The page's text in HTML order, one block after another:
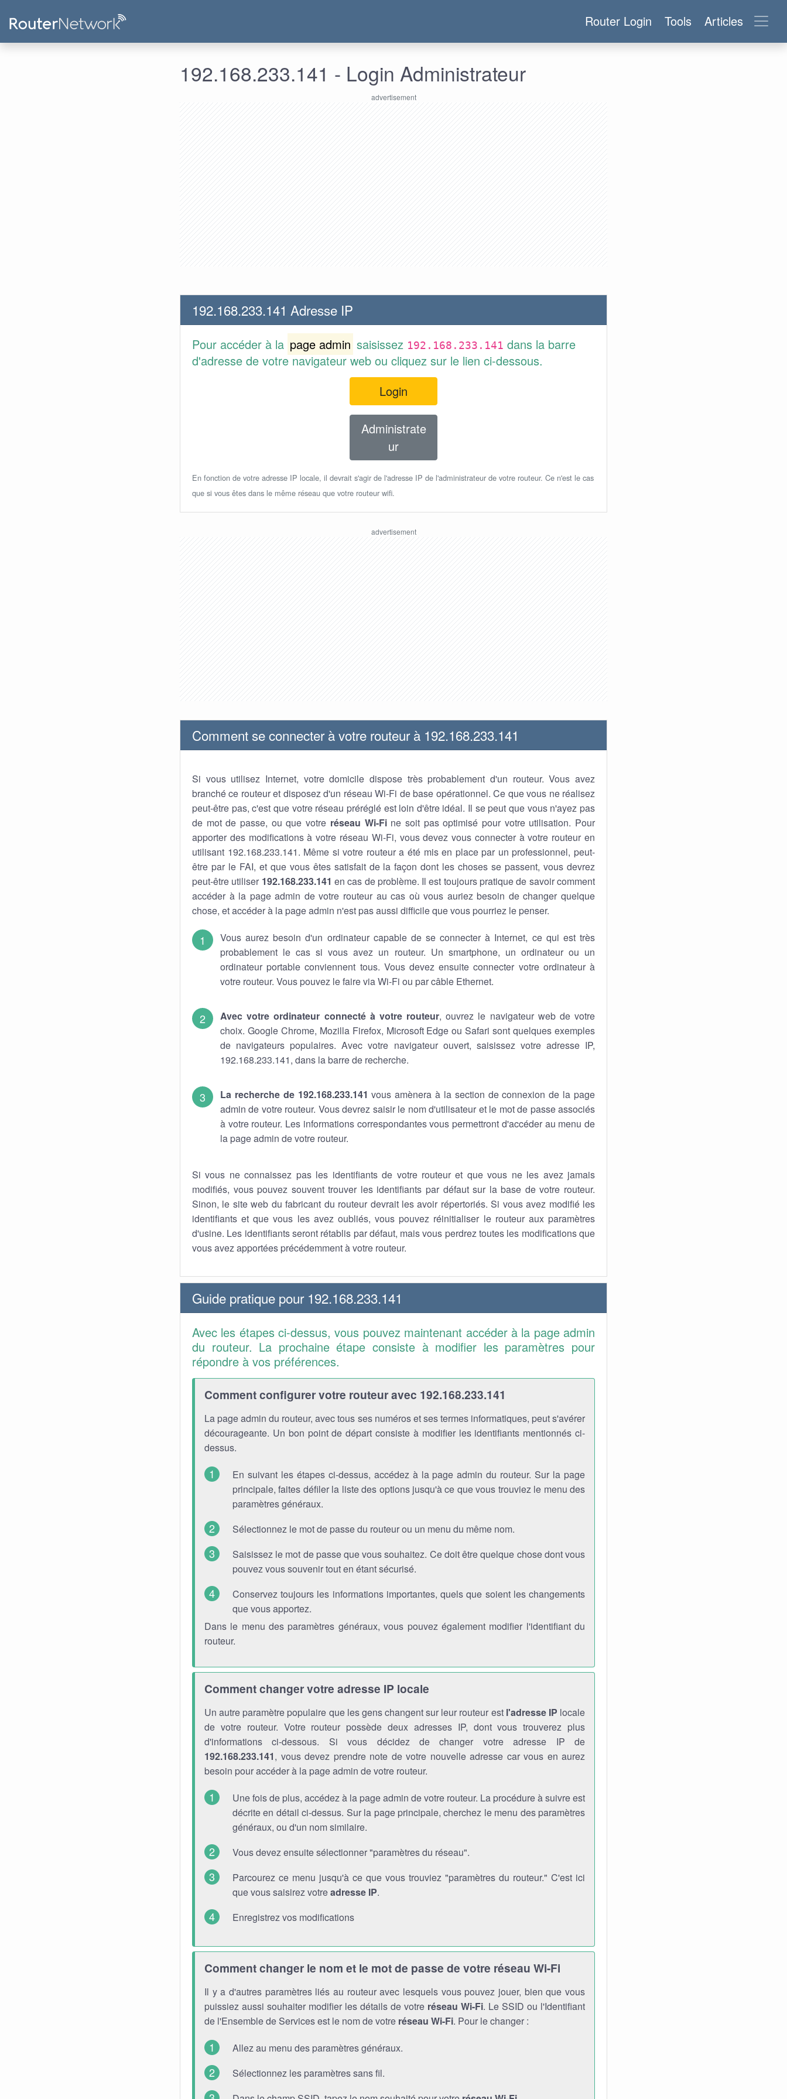
Router Login Tools Articles
192.168.233.141 - Login Administrateur
192.168.233.141 Adresse IP
Pour accéder à la page admin saisissez 192.168.233.141 dans la barre
d'adresse de votre navigateur web ou cliquez sur le lien ci-dessous.
Login
Administrate
ur
En fonction de votre adresse IP locale, il devrait s'agir de l'adresse IP de l'administrateur de votre routeur. Ce n'est le cas
que si vous êtes dans le même réseau que votre routeur wifi.
Comment se connecter à votre routeur à 192.168.233.141
Si vous utilisez Internet, votre domicile dispose très probablement d'un routeur. Vous avez
branché ce routeur et disposez d'un réseau Wi-Fi de base opérationnel. Ce que vous ne réalisez
peut-être pas, c'est que votre réseau préréglé est loin d'être idéal. Il se peut que vous n'ayez pas
de mot de passe, ou que votre réseau Wi-Fine soit pas optimisé pour votre utilisation. Pour
apporter des modifications à votre réseau Wi-Fi, vous devez vous connecter à votre routeur en
utilisant 192.168.233.141. Même si votre routeur a été mis en place par un professionnel, peut-
être par le FAI, et que vous êtes satisfait de la façon dont les choses se passent, vous devrez
peut-être utiliser 192.168.233.141 en cas de problème. Il est toujours pratique de savoir comment
accéder à la page admin de votre routeur au cas où vous auriez besoin de changer quelque
chose, et accéder à la page admin n'est pas aussi difficile que vous pourriez le penser.
Vous aurez besoin d'un ordinateur capable de se connecter à Internet, ce qui est très
probablement le cas si vous avez un routeur. Un smartphone, un ordinateur ou un
ordinateur portable conviennent tous. Vous devez ensuite connecter votre ordinateur à
votre routeur. Vous pouvez le faire via Wi-Fi ou par câble Ethernet.
Avec votre ordinateur connecté à votre routeur, ouvrez le navigateur web de votre
choix. Google Chrome, Mozilla Firefox, Microsoft Edge ou Safari sont quelques exemples
de navigateurs populaires. Avec votre navigateur ouvert, saisissez votre adresse IP,
192.168.233.141, dans la barre de recherche.
La recherche de 192.168.233.141 vous amènera à la section de connexion de la page
admin de votre routeur. Vous devrez saisir le nom d'utilisateur et le mot de passe associés
à votre routeur. Les informations correspondantes vous permettront d'accéder au menu de
la page admin de votre routeur.
Si vous ne connaissez pas les identifiants de votre routeur et que vous ne les avez jamais
modifiés, vous pouvez souvent trouver les identifiants par défaut sur la base de votre routeur.
Sinon, le site web du fabricant du routeur devrait les avoir répertoriés. Si vous avez modifié les
identifiants et que vous les avez oubliés, vous pouvez réinitialiser le routeur aux paramètres
d'usine. Les identifiants seront rétablis par défaut, mais vous perdrez toutes les modifications que
vous avez apportées précédemment à votre routeur.
Guide pratique pour 192.168.233.141
Avec les étapes ci-dessus, vous pouvez maintenant accéder à la page admin
du routeur. La prochaine étape consiste à modifier les paramètres pour
répondre à vos préférences.
Comment configurer votre routeur avec 192.168.233.141
La page admin du routeur, avec tous ses numéros et ses termes informatiques, peut s'avérer
décourageante. Un bon point de départ consiste à modifier les identifiants mentionnés ci-
dessus.
En suivant les étapes ci-dessus, accédez à la page admin du routeur. Sur la page
principale, faites défiler la liste des options jusqu'à ce que vous trouviez le menu des
paramètres généraux.
Sélectionnez le mot de passe du routeur ou un menu du même nom.
Saisissez le mot de passe que vous souhaitez. Ce doit être quelque chose dont vous
pouvez vous souvenir tout en étant sécurisé.
Conservez toujours les informations importantes, quels que soient les changements
que vous apportez.
Dans le menu des paramètres généraux, vous pouvez également modifier l'identifiant du
routeur.
Comment changer votre adresse IP locale
Un autre paramètre populaire que les gens changent sur leur routeur est l'adresse IP locale
de votre routeur. Votre routeur possède deux adresses IP, dont vous trouverez plus
d'informations ci-dessous. Si vous décidez de changer votre adresse IP de
192.168.233.141, vous devez prendre note de votre nouvelle adresse car vous en aurez
besoin pour accéder à la page admin de votre routeur.
Une fois de plus, accédez à la page admin de votre routeur. La procédure à suivre est
décrite en détail ci-dessus. Sur la page principale, cherchez le menu des paramètres
généraux, ou d'un nom similaire.
Vous devez ensuite sélectionner "paramètres du réseau".
Parcourez ce menu jusqu'à ce que vous trouviez "paramètres du routeur." C'est ici
que vous saisirez votreadresse IP.
Enregistrez vos modifications
Comment changer le nom et le mot de passe de votre réseau Wi-Fi
Il y a d'autres paramètres liés au routeur avec lesquels vous pouvez jouer, bien que vous
puissiez aussi souhaiter modifier les détails de votre réseau Wi-Fi. Le SSID ou l'Identifiant
de l'Ensemble de Services est le nom de votre réseau Wi-Fi. Pour le changer :
Allez au menu des paramètres généraux.
Sélectionnez les paramètres sans fil.